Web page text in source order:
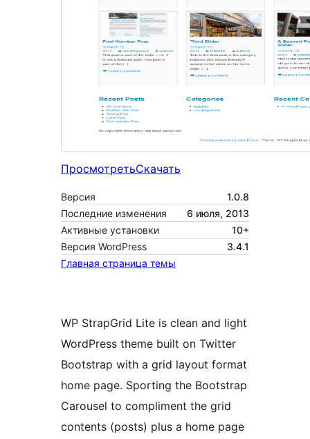
ПросмотретьСкачать
Версия
1.0.8
Последние изменения
6 июля, 2013
Активные установки
10+
Версия WordPress
3.4.1
Главная страница темы
WP StrapGrid Lite is clean and light
WordPress theme built on Twitter
Bootstrap with a grid layout format
home page. Sporting the Bootstrap
Carousel to compliment the grid
contents (posts) plus a home page